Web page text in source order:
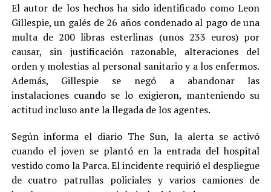
El autor de los hechos ha sido identificado como Leon
Gillespie, un galés de 26 años condenado al pago de una
multa de 200 libras esterlinas (unos 233 euros) por
causar, sin justificación razonable, alteraciones del
orden y molestias al personal sanitario y a los enfermos.
Además, Gillespie se negó a abandonar las
instalaciones cuando se lo exigieron, manteniendo su
actitud incluso ante la llegada de los agentes.
Según informa el diario The Sun, la alerta se activó
cuando el joven se plantó en la entrada del hospital
vestido como la Parca. El incidente requirió el despliegue
de cuatro patrullas policiales y varios camiones de